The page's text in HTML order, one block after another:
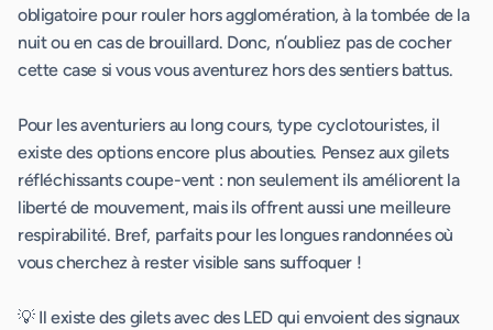
obligatoire pour rouler hors agglomération, à la tombée de la
nuit ou en cas de brouillard. Donc, n’oubliez pas de cocher
cette case si vous vous aventurez hors des sentiers battus.
Pour les aventuriers au long cours, type cyclotouristes, il
existe des options encore plus abouties. Pensez aux gilets
réfléchissants coupe-vent : non seulement ils améliorent la
liberté de mouvement, mais ils offrent aussi une meilleure
respirabilité. Bref, parfaits pour les longues randonnées où
vous cherchez à rester visible sans suffoquer !
💡 Il existe des gilets avec des LED qui envoient des signaux